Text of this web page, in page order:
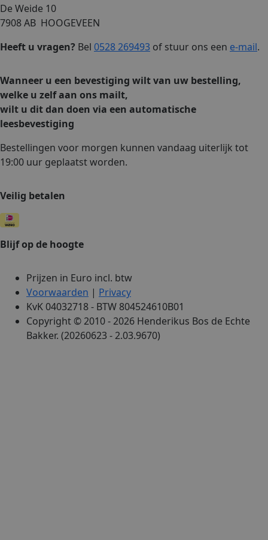
De Weide 10
7908 AB HOOGEVEEN
Heeft u vragen? Bel 0528 269493 of stuur ons een e-mail.
Wanneer u een bevestiging wilt van uw bestelling,
welke u zelf aan ons mailt,
wilt u dit dan doen via een automatische
leesbevestiging
Bestellingen voor morgen kunnen vandaag uiterlijk tot
19:00 uur geplaatst worden.
Veilig betalen
Blijf op de hoogte
Prijzen in Euro incl. btw
Voorwaarden | Privacy
KvK 04032718 - BTW 804524610B01
Copyright © 2010 - 2026 Henderikus Bos de Echte
Bakker. (20260623 - 2.03.9670)